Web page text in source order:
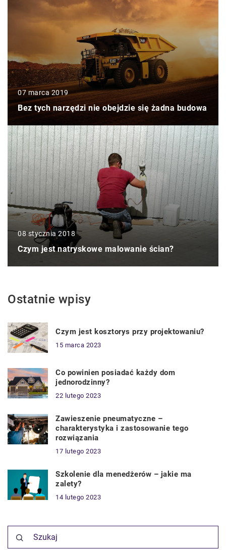
07 marca 2019
Bez tych narzędzi nie obejdzie się żadna budowa
08 stycznia 2018
Czym jest natryskowe malowanie ścian?
Ostatnie wpisy
Czym jest kosztorys przy projektowaniu?
15 marca 2023
Co powinien posiadać każdy dom
jednorodzinny?
22 lutego 2023
Zawieszenie pneumatyczne –
charakterystyka i zastosowanie tego
rozwiązania
17 lutego 2023
Szkolenie dla menedżerów – jakie ma
zalety?
14 lutego 2023